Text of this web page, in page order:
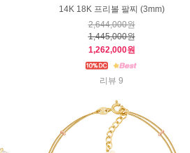
14K 18K 프리볼 팔찌 (3mm)
2,644,000원
1,445,000원
1,262,000원
리뷰 9